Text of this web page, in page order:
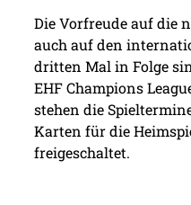
Die Vorfreude auf die
auch auf den
dritten Mal in Folge
EHF Champions
stehen die
Karten für die
freigeschaltet.